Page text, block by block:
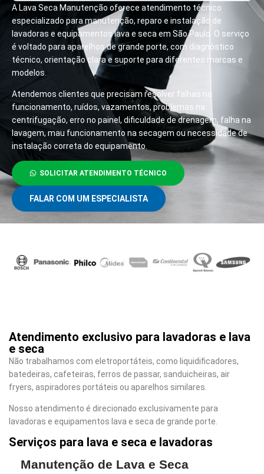
A Lava Seca Manutenção oferece atendimento técnico
especializado para manutenção, reparo e instalação de
lavadoras e equipamentos lava e seca em São Paulo. O serviço
é voltado para aparelhos de grande porte, com diagnóstico
técnico, orientação clara e suporte para diferentes marcas e
modelos.
Atendemos clientes que precisam resolver falhas no
funcionamento, ruídos, vazamentos, problemas na
centrifugação, erro no painel, dificuldade de drenagem, falha na
lavagem, mau funcionamento na secagem ou necessidade de
instalação correta do equipamento.
SOLICITAR ATENDIMENTO TÉCNICO
FALAR COM UM ESPECIALISTA
Atendimento exclusivo para lavadoras e lava
e seca
Não trabalhamos com eletroportáteis, como liquidificadores,
batedeiras, cafeteiras, ferros de passar, sanduicheiras, air
fryers, aspiradores portáteis ou aparelhos similares.
Nosso atendimento é direcionado exclusivamente para
lavadoras e equipamentos lava e seca de grande porte.
Serviços para lava e seca e lavadoras
Manutenção de Lava e Seca